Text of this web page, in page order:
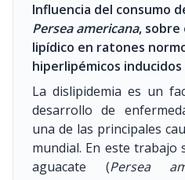
Influencia del consumo
Persea americana, sobre
lipídico en ratones
hiperlipémicos
La dislipidemia es un
desarrollo de
una de las principales
mundial. En este trabajo
aguacate (Persea